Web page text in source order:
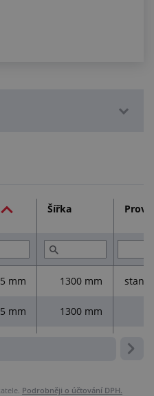
Šířka
5 mm 1300 mm
5 mm 1300 mm
Podrobněji o účtování DPH.